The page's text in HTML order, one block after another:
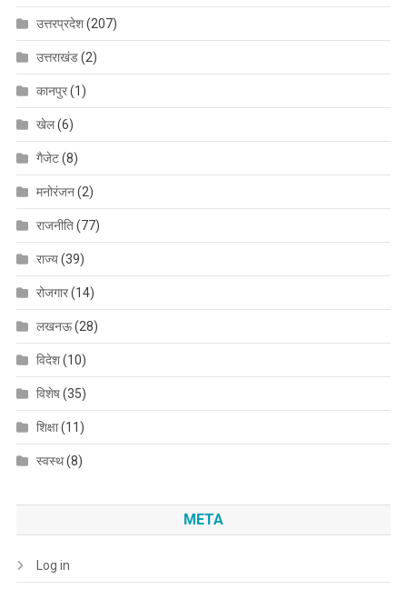
उत्तरप्रदेश(207)
उत्तराखंड(2)
कानपुर(1)
खेल(6)
गैजेट(8)
मनोरंजन(2)
राजनीति(77)
राज्य(39)
रोजगार(14)
लखनऊ(28)
विदेश(10)
विशेष(35)
शिक्षा(11)
स्वस्थ(8)
META
Log in